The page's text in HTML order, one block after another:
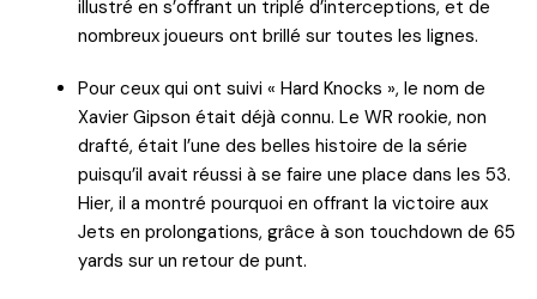
illustré en s’offrant un triplé d’interceptions, et de
nombreux joueurs ont brillé sur toutes les lignes.
Pour ceux qui ont suivi « Hard Knocks », le nom de
Xavier Gipson était déjà connu. Le WR rookie, non
drafté, était l’une des belles histoire de la série
puisqu’il avait réussi à se faire une place dans les 53.
Hier, il a montré pourquoi en offrant la victoire aux
Jets en prolongations, grâce à son touchdown de 65
yards sur un retour de punt.